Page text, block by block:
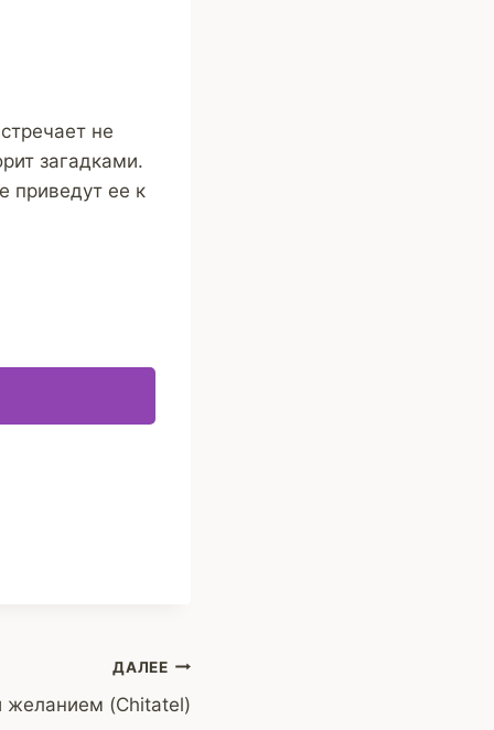
не
загадками.
приведут ее к
ДАЛЕЕ
(Chitatel)